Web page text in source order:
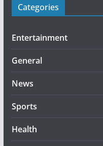
Categories
Entertainment
General
News
Sports
Health